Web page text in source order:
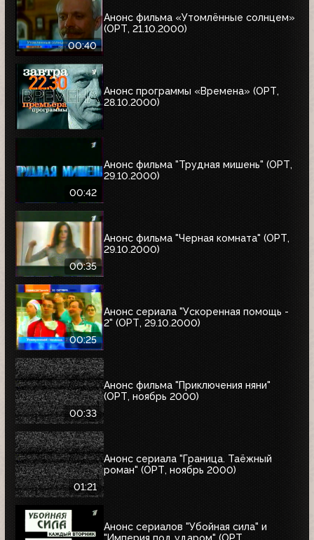
00:40
Анонс фильма «Утомлённые солнцем»
(ОРТ, 21.10.2000)
Анонс программы «Времена» (ОРТ,
28.10.2000)
00:42
Анонс фильма "Трудная мишень" (ОРТ,
29.10.2000)
00:35
Анонс фильма "Черная комната" (ОРТ,
29.10.2000)
00:25
Анонс сериала "Ускоренная помощь -
2" (ОРТ, 29.10.2000)
00:33
Анонс фильма "Приключения няни"
(ОРТ, ноябрь 2000)
01:21
Анонс сериала "Граница. Таёжный
роман" (ОРТ, ноябрь 2000)
Анонс сериалов "Убойная сила" и